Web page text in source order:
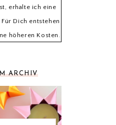
erhalte ich eine
Dich entstehen
höheren Kosten.
ARCHIV